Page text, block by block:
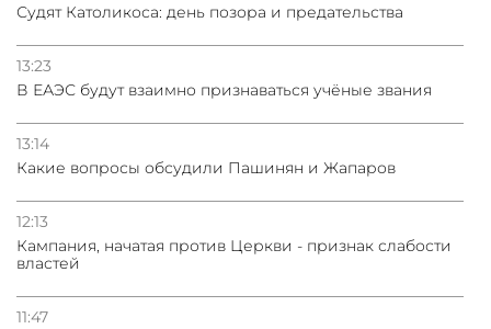
Судят Католикоса: день позора и предательства
13:23
В ЕАЭС будут взаимно признаваться учёные звания
13:14
Какие вопросы обсудили Пашинян и Жапаров
12:13
Кампания, начатая против Церкви - признак слабости
властей
11:47